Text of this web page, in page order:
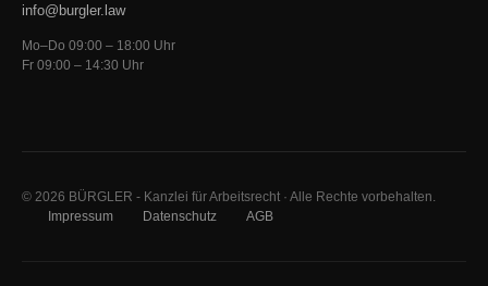
info@burgler.law
Mo–Do 09:00 – 18:00 Uhr
Fr 09:00 – 14:30 Uhr
© 2026 BÜRGLER - Kanzlei für Arbeitsrecht · Alle Rechte vorbehalten.
Impressum
Datenschutz AGB